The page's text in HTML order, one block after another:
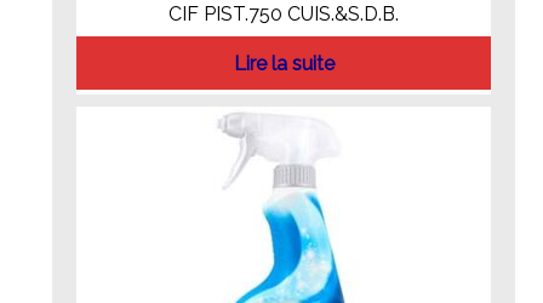
CIF PIST.750 CUIS.&S.D.B.
Lire la suite